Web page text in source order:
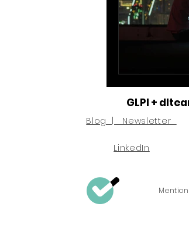
GLPI +
Blog | Newsletter
LinkedIn
M